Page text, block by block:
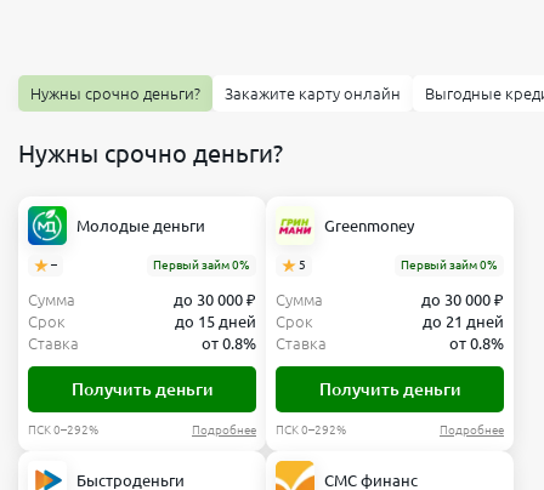
Нужны срочно деньги? Закажите карту онлайн Выгодные
Нужны срочно деньги?
Молодые деньги
– Первый займ 0%
Сумма
до 30 000 ₽
Срок
до 15 дней
Ставка
от 0.8%
Получить деньги
ПСК 0–292% Подробнее
Greenmoney
5 Первый займ 0%
Сумма
до 30 000 ₽
Срок
до 21 дней
Ставка
от 0.8%
Получить деньги
ПСК 0–292% Подробнее
Быстроденьги СМС финанс